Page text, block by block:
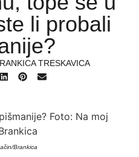
li probali
TRESKAVICA
Brankica